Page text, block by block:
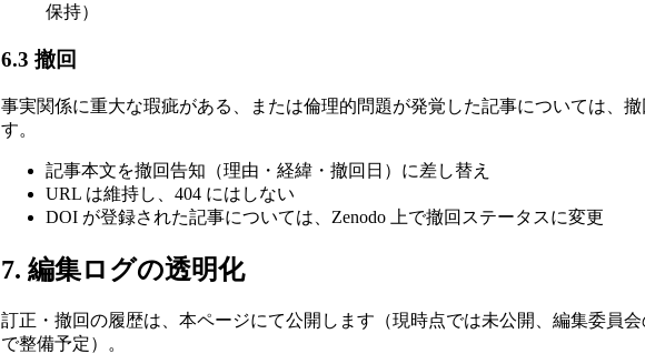
保持）
6.3 撤回
事実関係に重大な瑕疵がある、または倫理的問題が発覚した記事については、撤
す。
記事本文を撤回告知（理由・経緯・撤回日）に差し替え
URL は維持し、404 にはしない
DOI が登録された記事については、Zenodo 上で撤回ステータスに変更
7. 編集ログの透明化
訂正・撤回の履歴は、本ページにて公開します（現時点では未公開、編集委員
で整備予定）。